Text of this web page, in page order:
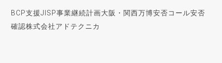
BCP支援JISP事業継続計画大阪・関西万博安否コール安否
確認株式会社アドテクニカ